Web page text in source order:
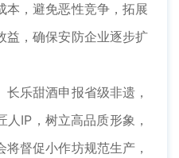
本，避免恶性竞争，拓展
益，确保安防企业逐步扩
长乐甜酒申报省级非遗，
IP，树立高品质形象，
督促小作坊规范生产，